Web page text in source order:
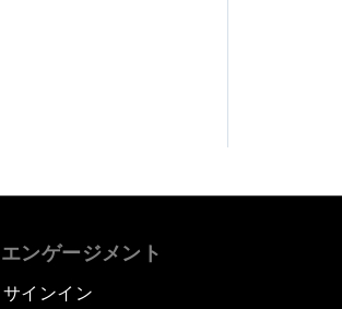
エンゲージメント
サインイン